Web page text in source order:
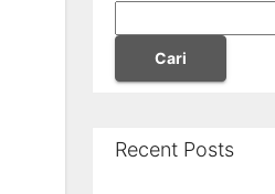
Cari
Recent Posts